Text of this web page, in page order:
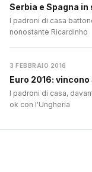
Serbia e Spagna
I padroni di casa
nonostante Ricardinho
3 FEBBRAIO 2016
Euro 2016:
I padroni di casa,
ok con l'Ungheria